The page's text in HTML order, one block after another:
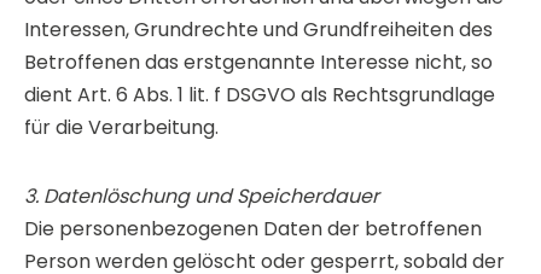
Interessen, Grundrechte und Grundfreiheiten des
Betroffenen das erstgenannte Interesse nicht, so
dient Art. 6 Abs. 1 lit. f DSGVO als Rechtsgrundlage
für die Verarbeitung.
3. Datenlöschung und Speicherdauer
Die personenbezogenen Daten der betroffenen
Person werden gelöscht oder gesperrt, sobald der